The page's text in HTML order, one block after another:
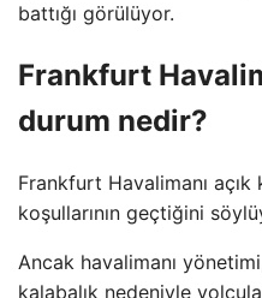
battığı görülüyor.
Frankfurt
durum nedir?
Frankfurt Havalimanı açık
koşullarının geçtiğini
Ancak havalimanı
kalabalık nedeniyle